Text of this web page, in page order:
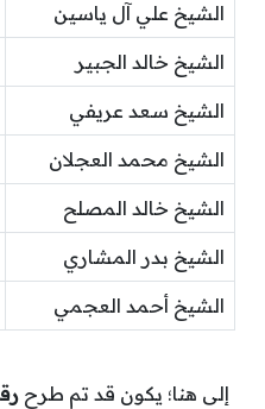
الشيخ علي آل ياسين
الشيخ خالد الجبير
الشيخ سعد عريفي
الشيخ محمد العجلان
الشيخ خالد المصلح
الشيخ بدر المشاري
الشيخ أحمد العجمي
إلى هنا؛ يكون قد تم طرح